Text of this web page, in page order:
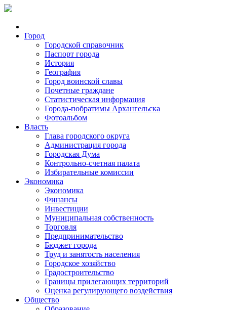
Город
Городской справочник
Паспорт города
История
География
Город воинской славы
Почетные граждане
Статистическая информация
Города-побратимы Архангельска
Фотоальбом
Власть
Глава городского округа
Администрация города
Городская Дума
Контрольно-счетная палата
Избирательные комиссии
Экономика
Экономика
Финансы
Инвестиции
Муниципальная собственность
Торговля
Предпринимательство
Бюджет города
Труд и занятость населения
Городское хозяйство
Градостроительство
Границы прилегающих территорий
Оценка регулирующего воздействия
Общество